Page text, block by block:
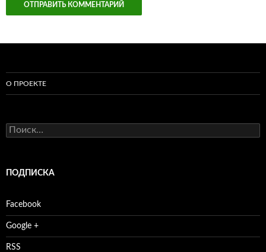
О ПРОЕКТЕ
Найти:
ПОДПИСКА
Facebook
Google +
RSS